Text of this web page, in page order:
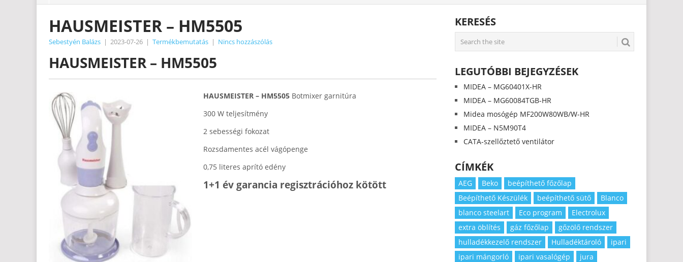
HAUSMEISTER – HM5505
Sebestyén Balázs | 2023-07-26 | Termékbemutatás | Nincs hozzászólás
HAUSMEISTER – HM5505
HAUSMEISTER – HM5505Botmixer garnitúra
300 W teljesítmény
2 sebességi fokozat
Rozsdamentes acél vágópenge
0,75 literes aprító edény
1+1 év garancia regisztrációhoz kötött
KERESÉS
LEGUTÓBBI BEJEGYZÉSEK
MIDEA – MG60401X-HR
MIDEA – MG60084TGB-HR
Midea mosógép MF200W80WB/W-HR
MIDEA – N5M90T4
CATA-szellőztető ventilátor
CÍMKÉK
AEG Beko
beépíthető főzőlap
Beépíthető Készülék
beépíthető sütő
Blanco
blanco steelart
Eco program
Electrolux
extra öblítés
gáz főzőlap
gőzölő rendszer
hulladékkezelő rendszer
Hulladéktároló
ipari
ipari mángorló
ipari vasalógép
jura